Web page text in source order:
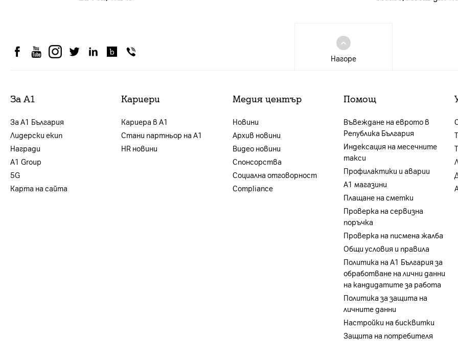
Нагоре
За А1
За А1 България
Лидерски екип
Награди
А1 Group
5G
Карта на сайта
Кариери
Кариера в А1
Стани партньор на А1
HR новини
Медия център
Новини
Архив новини
Видео новини
Спонсорства
Социална отговорност
Compliance
Помощ
Въвеждане на еврото в
Република България
Индексация на месечните
такси
Профилактики и аварии
А1 магазини
Плащане на сметки
Проверка на сервизна
поръчка
Проверка на писмена жалба
Общи условия и правила
Политика на A1 България за
обработване на лични данни
на кандидатите за работа
Политика за защита на
личните данни
Настройки на бисквитки
Защита на потребителя